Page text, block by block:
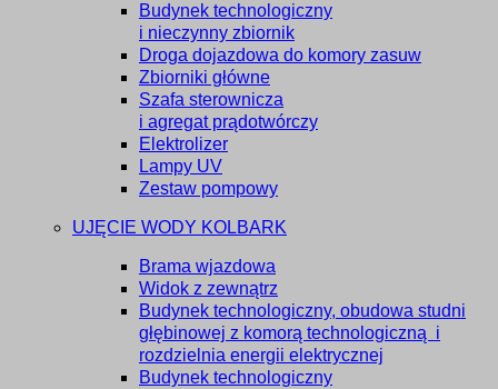
Budynek technologiczny
i nieczynny zbiornik
Droga dojazdowa do komory zasuw
Zbiorniki główne
Szafa sterownicza
i agregat prądotwórczy
Elektrolizer
Lampy UV
Zestaw pompowy
UJĘCIE WODY KOLBARK
Brama wjazdowa
Widok z zewnątrz
Budynek technologiczny, obudowa studni
głębinowej z komorą technologiczną i
rozdzielnia energii elektrycznej
Budynek technologiczny